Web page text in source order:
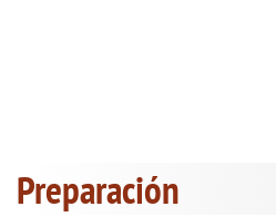
Preparación